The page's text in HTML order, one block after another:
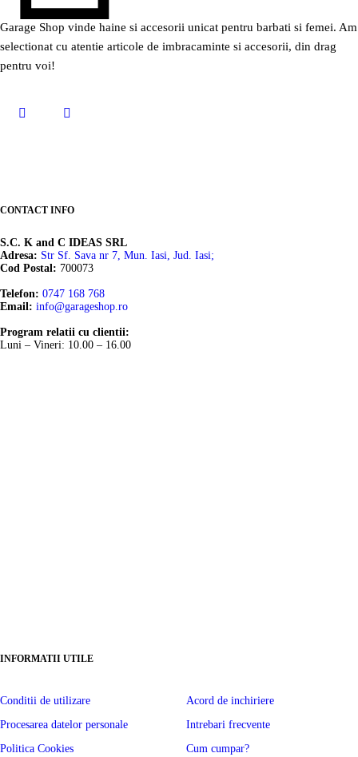
Skinny Fit
Slim Fit
Straight Fit
Weekend
Clubbing
Flower-Power
Street
Garage Shop vinde haine si accesorii unicat pentru barbati si femei. Am
selectionat cu atentie articole de imbracaminte si accesorii, din drag
pentru voi!
CONTACT INFO
S.C. K and C IDEAS SRL
Adresa: Str Sf. Sava nr 7, Mun. Iasi, Jud. Iasi;
Cod Postal: 700073
Telefon: 0747 168 768
Email: info@garageshop.ro
Program relatii cu clientii:
Luni – Vineri: 10.00 – 16.00
INFORMATII UTILE
Conditii de utilizare
Procesarea datelor personale
Politica Cookies
Acord de inchiriere
Intrebari frecvente
Cum cumpar?